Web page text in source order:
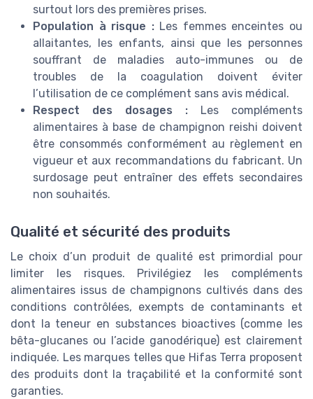
surtout lors des premières prises.
Population à risque :Les femmes enceintes ou
allaitantes, les enfants, ainsi que les personnes
souffrant de maladies auto-immunes ou de
troubles de la coagulation doivent éviter
l’utilisation de ce complément sans avis médical.
Respect des dosages : Les compléments
alimentaires à base de champignon reishi doivent
être consommés conformément au règlement en
vigueur et aux recommandations du fabricant. Un
surdosage peut entraîner des effets secondaires
non souhaités.
Qualité et sécurité des produits
Le choix d’un produit de qualité est primordial pour
limiter les risques. Privilégiez les compléments
alimentaires issus de champignons cultivés dans des
conditions contrôlées, exempts de contaminants et
dont la teneur en substances bioactives (comme les
bêta-glucanes ou l’acide ganodérique) est clairement
indiquée. Les marques telles que Hifas Terra proposent
des produits dont la traçabilité et la conformité sont
garanties.